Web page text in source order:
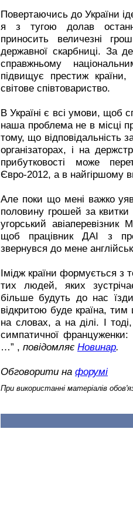
Повертаючись до України
я з тугою долав
приносить величезні
державної скарбниці. За
справжньому
підвищує престиж
світове співтовариство.
В Україні є всі умови, щоб
наша проблема не в місці
тому, що відповідальність
організаторах, і на
прибутковості може
Євро-2012, а в найгіршому
Але поки що мені важко
половину грошей за
угорський
щоб працівник ДАІ з
звернувся до мене
Імідж країни формується з
тих людей, яких
більше будуть до нас
відкритою буде країна,
на словах, а на ділі. І
симпатичної
…” , повідомляє Новинар.
Обговорити на форумі
При використанні матеріалів